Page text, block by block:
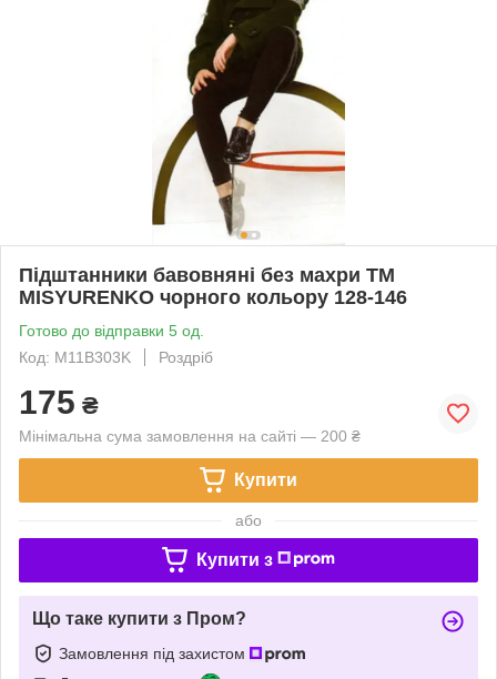
Підштанники бавовняні без махри ТМ
MISYURENKO чорного кольору 128-146
Готово до відправки 5 од.
Код: M11B303K
Роздріб
175 ₴
Мінімальна сума замовлення на сайті — 200 ₴
Купити
або
Купити з
Що таке купити з Пром?
Замовлення під захистом